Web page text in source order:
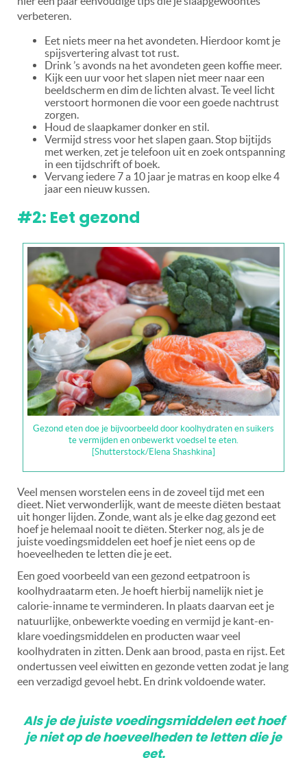
verbeteren.
Eet niets meer na het avondeten. Hierdoor komt je
spijsvertering alvast tot rust.
Drink ’s avonds na het avondeten geen koffie meer.
Kijk een uur voor het slapen niet meer naar een
beeldscherm en dim de lichten alvast. Te veel licht
verstoort hormonen die voor een goede nachtrust
zorgen.
Houd de slaapkamer donker en stil.
Vermijd stress voor het slapen gaan. Stop bijtijds
met werken, zet je telefoon uit en zoek ontspanning
in een tijdschrift of boek.
Vervang iedere 7 a 10 jaar je matras en koop elke 4
jaar een nieuw kussen.
#2: Eet gezond
Gezond eten doe je bijvoorbeeld door koolhydraten en suikers
te vermijden en onbewerkt voedsel te eten.
[Shutterstock/Elena Shashkina]
Veel mensen worstelen eens in de zoveel tijd met een
dieet. Niet verwonderlijk, want de meeste diëten bestaat
uit honger lijden. Zonde, want als je elke dag gezond eet
hoef je helemaal nooit te diëten. Sterker nog, als je de
juiste voedingsmiddelen eet hoef je niet eens op de
hoeveelheden te letten die je eet.
Een goed voorbeeld van een gezond eetpatroon is
koolhydraatarm eten. Je hoeft hierbij namelijk niet je
calorie-inname te verminderen. In plaats daarvan eet je
natuurlijke, onbewerkte voeding en vermijd je kant-en-
klare voedingsmiddelen en producten waar veel
koolhydraten in zitten. Denk aan brood, pasta en rijst. Eet
ondertussen veel eiwitten en gezonde vetten zodat je lang
een verzadigd gevoel hebt. En drink voldoende water.
Als je de juiste voedingsmiddelen eet hoef
je niet op de hoeveelheden te letten die je
eet.